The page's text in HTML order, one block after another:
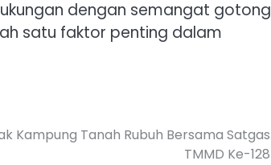
dengan semangat gotong
satu faktor penting dalam
Kampung Tanah Rubuh Bersama Satgas
TMMD Ke-128